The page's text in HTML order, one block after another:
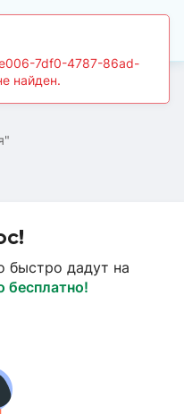
Страница вопроса
быстро дадут на
бесплатно!